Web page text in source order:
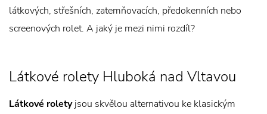
látkových, střešních, zatemňovacích, předokenních nebo
screenových rolet. A jaký je mezi nimi rozdíl?
Látkové rolety Hluboká nad Vltavou
Látkové roletyjsou skvělou alternativou ke klasickým